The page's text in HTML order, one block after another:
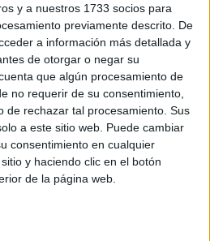
y a nuestros 1733 socios para
previamente descrito. De
a información más detallada y
de otorgar o negar su
que algún procesamiento de
no requerir de su consentimiento,
de rechazar tal procesamiento. Sus
a este sitio web. Puede cambiar
consentimiento en cualquier
y haciendo clic en el botón
de la página web.
“el grueso deenmiendas
ceutí para este Congreso, algo
y compromiso por el
presentaron destacó, por
la totalidad para adaptar el texto
para incluir ciudades
comunidades autónomas.